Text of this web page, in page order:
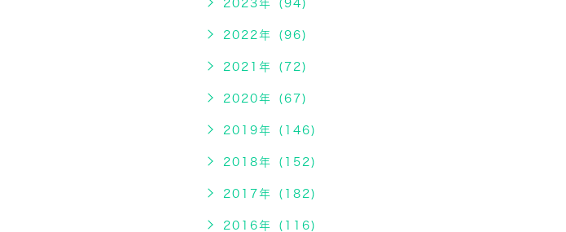
2023年 (94)
2022年 (96)
2021年 (72)
2020年 (67)
2019年 (146)
2018年 (152)
2017年 (182)
2016年 (116)